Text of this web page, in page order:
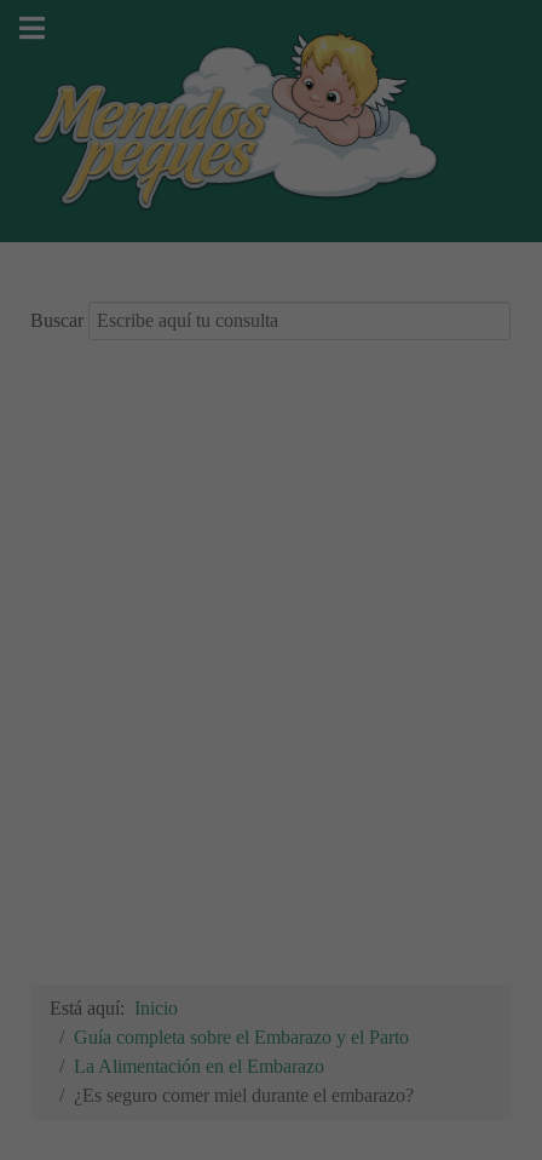
Buscar
Está aquí: Inicio
Guía completa sobre el Embarazo y el Parto
La Alimentación en el Embarazo
¿Es seguro comer miel durante el embarazo?